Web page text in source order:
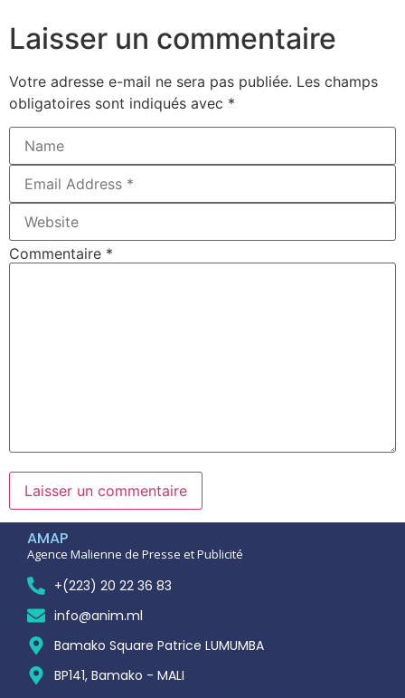
Laisser un commentaire
Votre adresse e-mail ne sera pas publiée. Les champs
obligatoires sont indiqués avec *
Commentaire *
AMAP
Agence Malienne de Presse et Publicité
+(223) 20 22 36 83
info@anim.ml
Bamako Square Patrice LUMUMBA
BP141, Bamako - MALI